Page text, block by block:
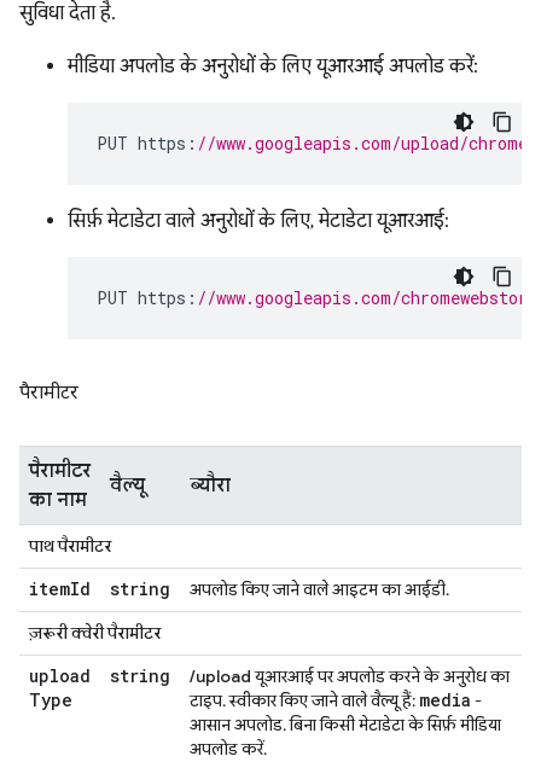
सुविधा देता है.
मीडिया अपलोड के अनुरोधों के लिए यूआरआई अपलोड करें:
PUT https : //www.googleapis.com/upload/
सिर्फ़ मेटाडेटा वाले अनुरोधों के लिए, मेटाडेटा यूआरआई:
PUT https : //www.googleapis.com/
पैरामीटर
पैरामीटर
का नाम
वैल्यू ब्यौरा
पाथ पैरामीटर
itemId string
अपलोड किए जाने वाले आइटम का आईडी.
ज़रूरी क्वेरी पैरामीटर
upload
Type
string /uploadयूआरआई पर अपलोड करने के अनुरोध का
टाइप. स्वीकार किए जाने वाले वैल्यू हैं: media -
आसान अपलोड. बिना किसी मेटाडेटा के सिर्फ़ मीडिया
अपलोड करें.